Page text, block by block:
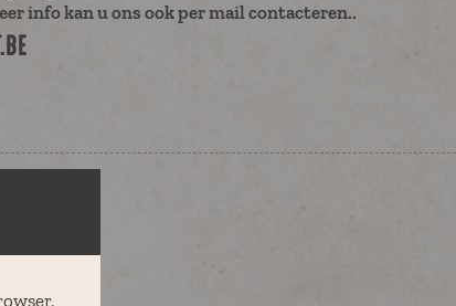
info kan u ons ook per mail contacteren..